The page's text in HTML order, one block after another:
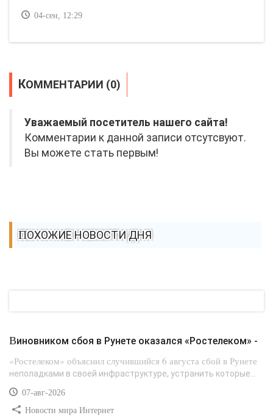
04-сен, 12:29
КОММЕНТАРИИ (0)
Уважаемый посетитель нашего сайта!
Комментарии к данной записи отсутсвуют.
Вы можете стать первым!
ПОХОЖИЕ НОВОСТИ ДНЯ
Виновником сбоя в Рунете оказался «Ростелеком» -
«Ростелеком» объяснил случившийся 6 августа сбой в Рунете
неполадками в своей инфраструктуре, устранить которые...
07-авг-2026
Новости мира Интернет